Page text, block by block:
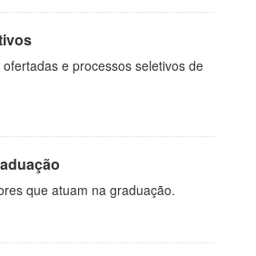
e processos seletivos de
que atuam na graduação.